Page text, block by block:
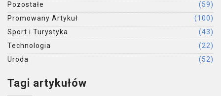
Pozostałe
(59)
Promowany Artykuł
(100)
Sport i Turystyka
(43)
Technologia
(22)
Uroda
(52)
Tagi artykułów